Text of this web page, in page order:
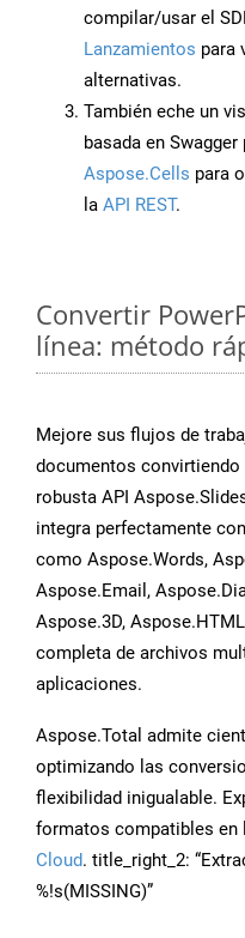
compilar/usar el
Lanzamientos para
alternativas.
También eche un
basada en Swagger
Aspose.Cells para
la API REST.
Convertir
línea: método
Mejore sus flujos de
documentos
robusta API
integra perfectamente
como Aspose.Words,
Aspose.Email,
Aspose.3D,
completa de archivos
aplicaciones.
Aspose.Total admite
optimizando las
flexibilidad inigualable.
formatos compatibles en
Cloud. title_right_2:
%!s(MISSING)”